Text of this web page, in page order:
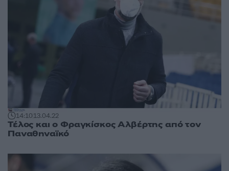
14:1013.04.22
Τέλος και ο Φραγκίσκος Αλβέρτης από τον
Παναθηναϊκό